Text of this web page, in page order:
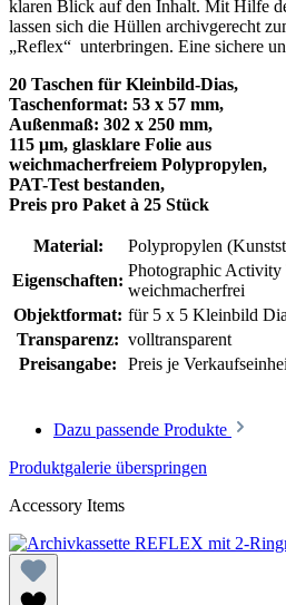
klaren Blick auf den Inhalt. Mit Hilfe
lassen sich die Hüllen archivgerecht
„Reflex“ unterbringen. Eine sichere
20 Taschen für Kleinbild-Dias,
Taschenformat: 53 x 57 mm,
Außenmaß: 302 x 250 mm,
115 μm, glasklare Folie aus
weichmacherfreiem Polypropylen,
PAT-Test bestanden,
Preis pro Paket à 25 Stück
Material:
Polypropylen
Eigenschaften:
Photographic Activity
weichmacherfrei
Objektformat: für 5 x 5 Kleinbild
Transparenz: volltransparent
Preisangabe:
Preis je
Dazu passende Produkte
Produktgalerie überspringen
Accessory Items